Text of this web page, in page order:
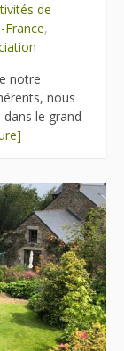
de
France,
notre
nous
dans le grand